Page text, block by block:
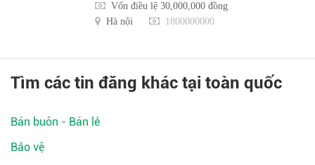
Vốn điều lệ 30,000,000 đồng
Hà nội
1800000000
Tìm các tin đăng khác tại toàn quốc
Bán buôn - Bán lẻ
Bảo vệ